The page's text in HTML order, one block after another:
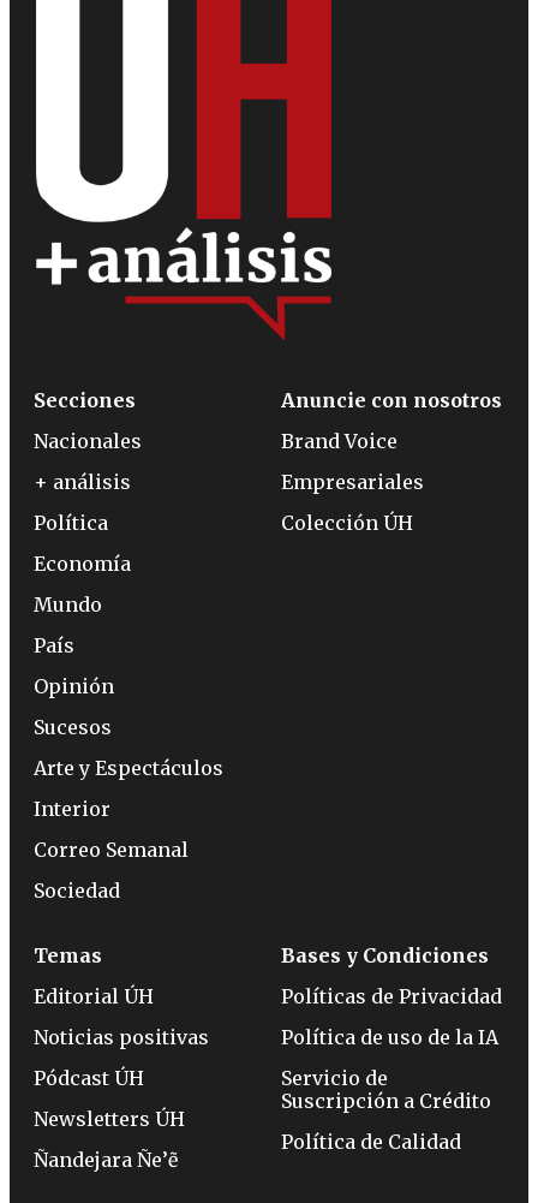
Secciones
Nacionales
+ análisis
Política
Economía
Mundo
País
Opinión
Sucesos
Arte y Espectáculos
Interior
Correo Semanal
Sociedad
Anuncie con nosotros
Brand Voice
Empresariales
Colección ÚH
Temas
Editorial ÚH
Noticias positivas
Pódcast ÚH
Newsletters ÚH
Ñandejara Ñe’ẽ
Bases y Condiciones
Políticas de Privacidad
Política de uso de la IA
Servicio de
Suscripción a Crédito
Política de Calidad